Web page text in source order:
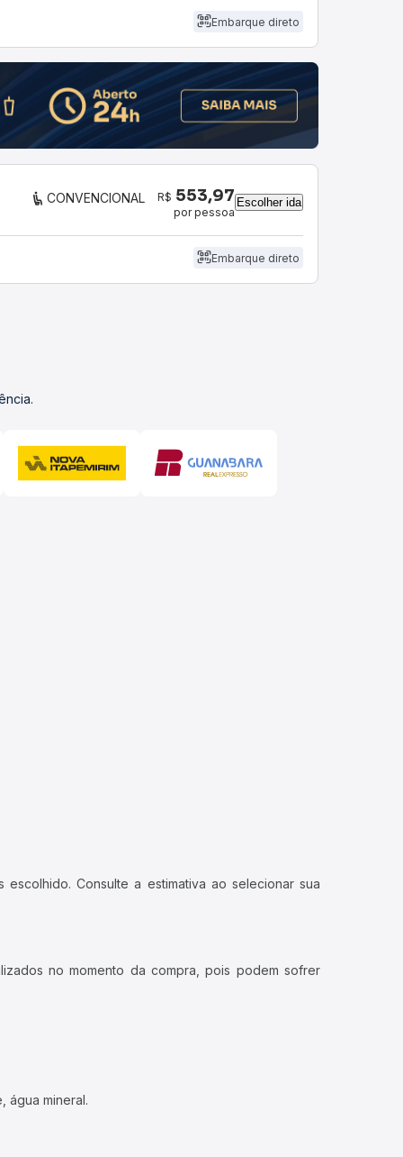
Embarque direto
CONVENCIONAL R$ 553,97
por pessoa
Escolher ida
Embarque direto
Consulte a estimativa ao selecionar sua
no momento da compra, pois podem sofrer
água mineral.